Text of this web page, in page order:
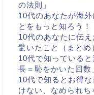
の法則」
10代のあなたが海
とをもっと知ろう！
10代のあなたに伝
驚いたこと（まとめ
10代で知っている
長＝恥をかいた回数
10代で知るとお得
けない、なめられち